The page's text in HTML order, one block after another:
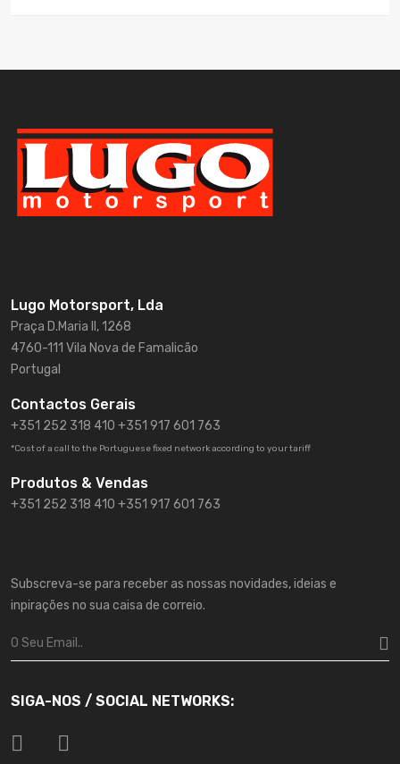
Lugo Motorsport, Lda
Praça D.Maria II, 1268
4760-111 Vila Nova de Famalicão
Portugal
Contactos Gerais
+351 252 318 410 +351 917 601 763
*Cost of a call to the Portuguese fixed network according to your tariff
Produtos & Vendas
+351 252 318 410 +351 917 601 763
Subscreva-se para receber as nossas novidades, ideias e
inpirações no sua caisa de correio.
SIGA-NOS / SOCIAL NETWORKS: